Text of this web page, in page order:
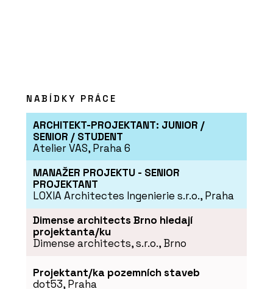
PRODUKTY
Vypínače a zásuvky DECENTE - OBZOR
NABÍDKY PRÁCE
ARCHITEKT-PROJEKTANT: JUNIOR /
SENIOR / STUDENT
Atelier VAS, Praha 6
MANAŽER PROJEKTU - SENIOR
PROJEKTANT
LOXIA Architectes Ingenierie s.r.o., Praha
Dimense architects Brno hledají
projektanta/ku
Dimense architects, s.r.o., Brno
Projektant/ka pozemních staveb
dot53, Praha